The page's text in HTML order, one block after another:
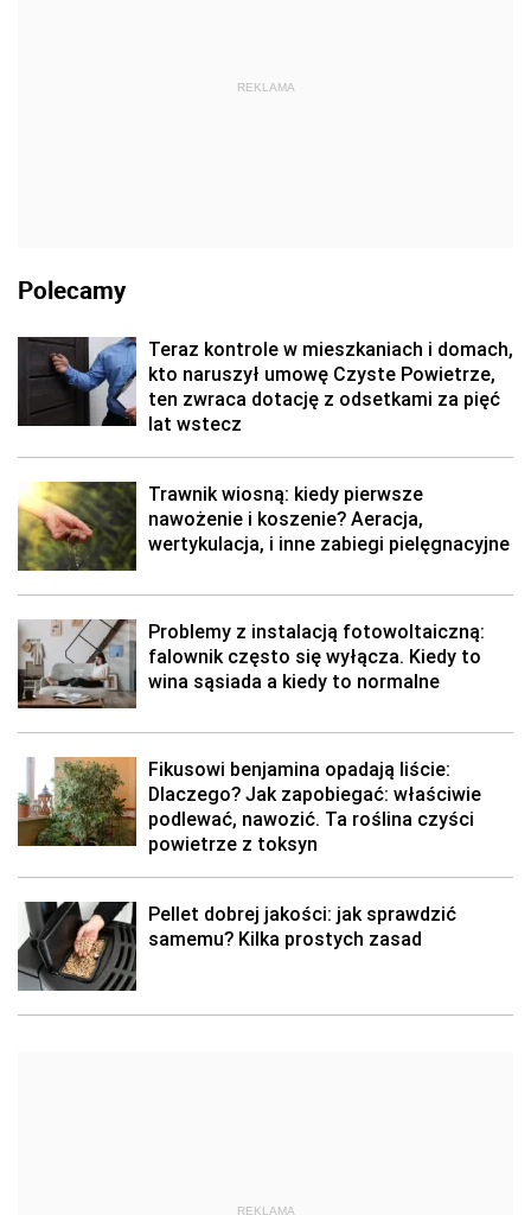
REKLAMA
Polecamy
Teraz kontrole w mieszkaniach i domach,
kto naruszył umowę Czyste Powietrze,
ten zwraca dotację z odsetkami za pięć
lat wstecz
Trawnik wiosną: kiedy pierwsze
nawożenie i koszenie? Aeracja,
wertykulacja, i inne zabiegi pielęgnacyjne
Problemy z instalacją fotowoltaiczną:
falownik często się wyłącza. Kiedy to
wina sąsiada a kiedy to normalne
Fikusowi benjamina opadają liście:
Dlaczego? Jak zapobiegać: właściwie
podlewać, nawozić. Ta roślina czyści
powietrze z toksyn
Pellet dobrej jakości: jak sprawdzić
samemu? Kilka prostych zasad
REKLAMA